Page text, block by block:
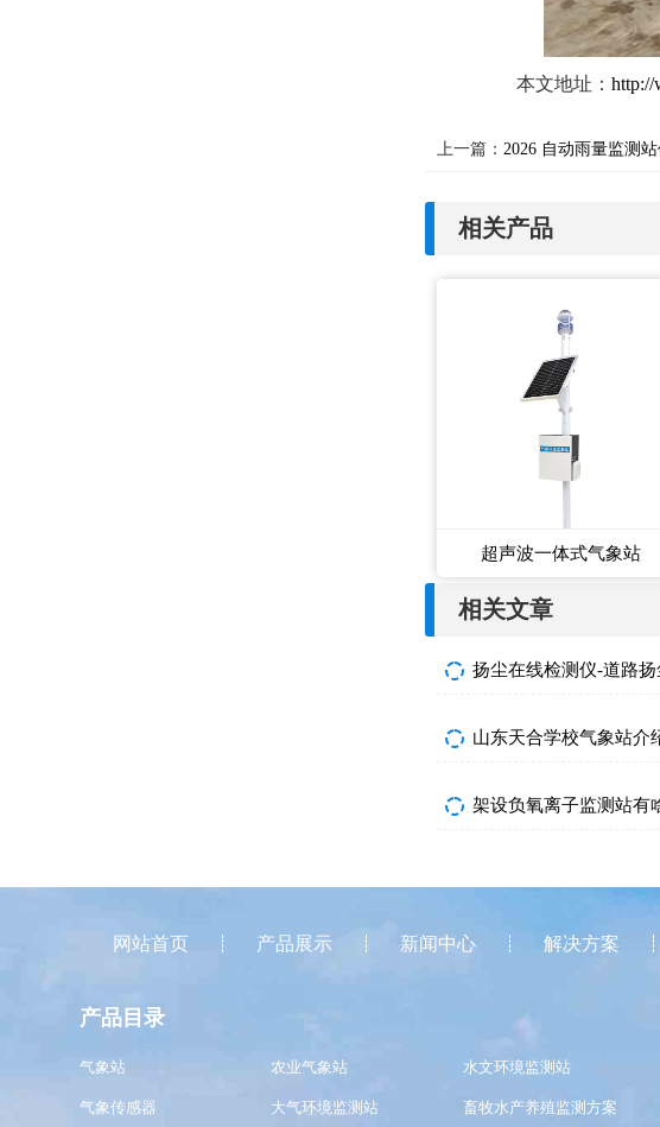
本文地址：http://
上一篇： 2026 自动雨量监测
相关产品
超声波一体式气象站
相关文章
扬尘在线检测仪-道路扬
山东天合学校气象站介
架设负氧离子监测站有
网站首页 产品展示 新闻中心 解决方案
产品目录
气象站 农业气象站 水文环境监测站
气象传感器 大气环境监测站 畜牧水产养殖监测方案